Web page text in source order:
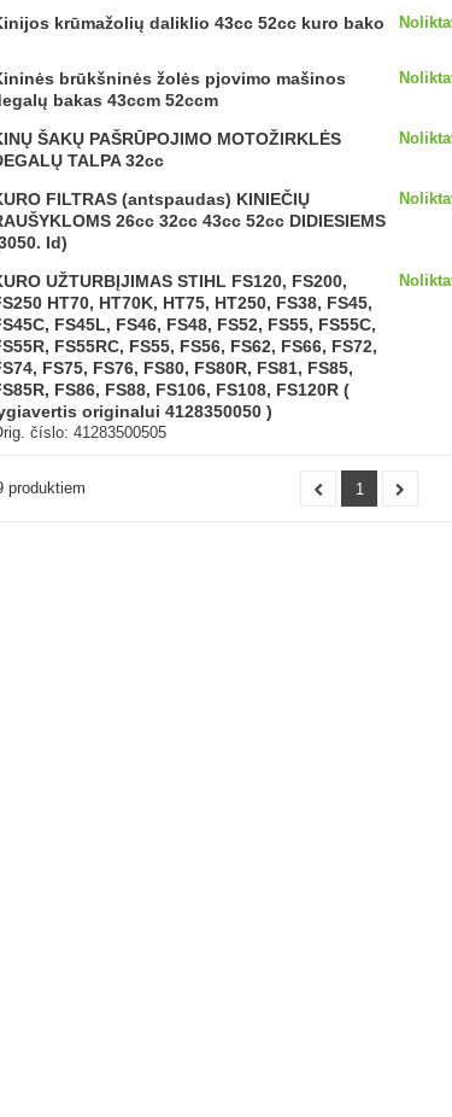
krūmažolių daliklio 43cc 52cc kuro bako
brūkšninės žolės pjovimo mašinos
bakas 43ccm 52ccm
ŠAKŲ PAŠRŪPOJIMO MOTOŽIRKLĖS
TALPA 32cc
FILTRAS (antspaudas) KINIEČIŲ
26cc 32cc 43cc 52cc DIDIESIEMS
Id)
UŽTURBĮJIMAS STIHL FS120, FS200,
HT70, HT70K, HT75, HT250, FS38, FS45,
FS45L, FS46, FS48, FS52, FS55, FS55C,
FS55RC, FS55, FS56, FS62, FS66, FS72,
FS75, FS76, FS80, FS80R, FS81, FS85,
FS86, FS88, FS106, FS108, FS120R (
originalui 4128350050 )
číslo: 41283500505
1
produktiem